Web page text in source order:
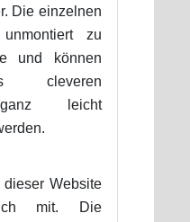
Die einzelnen
zu
und können
cleveren
ganz leicht
Website
mit. Die